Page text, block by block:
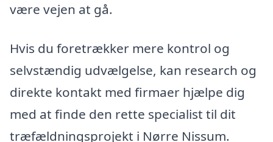
være vejen at gå.
Hvis du foretrækker mere kontrol og
selvstændig udvælgelse, kan research og
direkte kontakt med firmaer hjælpe dig
med at finde den rette specialist til dit
træfældningsprojekt i Nørre Nissum.